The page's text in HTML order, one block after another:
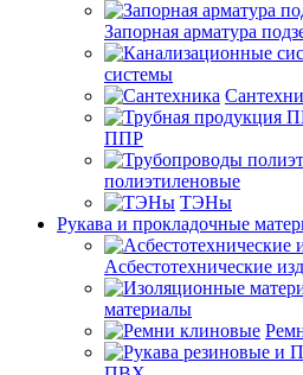
Запорная арматура
системы
ППР
полиэтиленовые
ТЭНы
Рукава и прокладочные
Асбестотехнические
материалы